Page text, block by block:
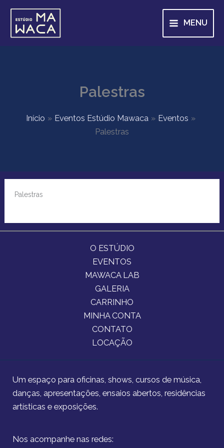
para
MENU
Palestras
Início Eventos Estúdio Mawaca
Eventos
Palestras
Palestras
O ESTÚDIO
EVENTOS
MAWACA LAB
GALERIA
CARRINHO
MINHA CONTA
CONTATO
LOCAÇÃO
Um espaço para oficinas, shows, cursos de música,
danças, apresentações, ensaios abertos, residências
artísticas e exposições.
Nos acompanhe nas redes: